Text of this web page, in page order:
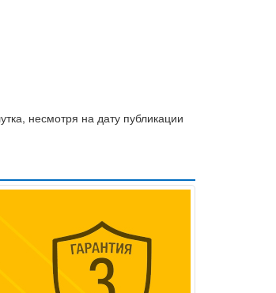
несмотря на дату публикации